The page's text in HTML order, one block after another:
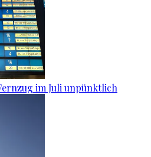
im Juli unpünktlich